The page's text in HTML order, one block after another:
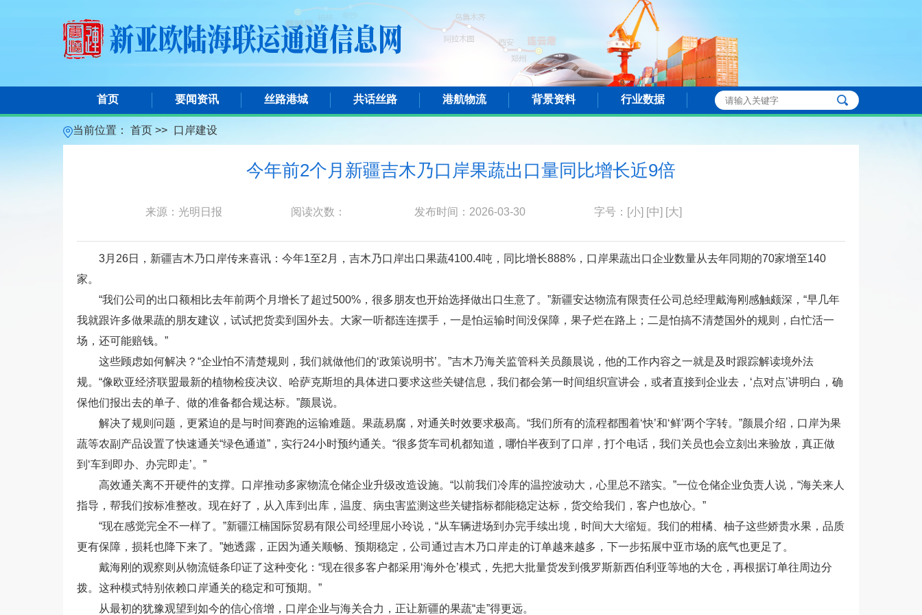
首页 要闻资讯 丝路港城 共话丝路 港航物流 背景资料 行业数据
当前位置： 首页 >> 口岸建设
今年前2个月新疆吉木乃口岸果蔬出口量同比增长近9倍
来源：光明日报 阅读次数： 发布时间：2026-03-30 字号： [小] [中] [大]
3月26日，新疆吉木乃口岸传来喜讯：今年1至2月，吉木乃口岸出口果蔬4100.4吨，同比增长888%，口岸果蔬出口企业数量从去年同期的70家增至140
家。
“我们公司的出口额相比去年前两个月增长了超过500%，很多朋友也开始选择做出口生意了。”新疆安达物流有限责任公司总经理戴海刚感触颇深，“早几年
我就跟许多做果蔬的朋友建议，试试把货卖到国外去。大家一听都连连摆手，一是怕运输时间没保障，果子烂在路上；二是怕搞不清楚国外的规则，白忙活一
场，还可能赔钱。”
这些顾虑如何解决？“企业怕不清楚规则，我们就做他们的‘政策说明书’。”吉木乃海关监管科关员颜晨说，他的工作内容之一就是及时跟踪解读境外法
规。“像欧亚经济联盟最新的植物检疫决议、哈萨克斯坦的具体进口要求这些关键信息，我们都会第一时间组织宣讲会，或者直接到企业去，‘点对点’讲明白，确
保他们报出去的单子、做的准备都合规达标。”颜晨说。
解决了规则问题，更紧迫的是与时间赛跑的运输难题。果蔬易腐，对通关时效要求极高。“我们所有的流程都围着‘快’和‘鲜’两个字转。”颜晨介绍，口岸为果
蔬等农副产品设置了快速通关“绿色通道”，实行24小时预约通关。“很多货车司机都知道，哪怕半夜到了口岸，打个电话，我们关员也会立刻出来验放，真正做
到‘车到即办、办完即走’。”
高效通关离不开硬件的支撑。口岸推动多家物流仓储企业升级改造设施。“以前我们冷库的温控波动大，心里总不踏实。”一位仓储企业负责人说，“海关来人
指导，帮我们按标准整改。现在好了，从入库到出库，温度、病虫害监测这些关键指标都能稳定达标，货交给我们，客户也放心。”
“现在感觉完全不一样了。”新疆江楠国际贸易有限公司经理屈小玲说，“从车辆进场到办完手续出境，时间大大缩短。我们的柑橘、柚子这些娇贵水果，品质
更有保障，损耗也降下来了。”她透露，正因为通关顺畅、预期稳定，公司通过吉木乃口岸走的订单越来越多，下一步拓展中亚市场的底气也更足了。
戴海刚的观察则从物流链条印证了这种变化：“现在很多客户都采用‘海外仓’模式，先把大批量货发到俄罗斯新西伯利亚等地的大仓，再根据订单往周边分
拨。这种模式特别依赖口岸通关的稳定和可预期。”
从最初的犹豫观望到如今的信心倍增，口岸企业与海关合力，正让新疆的果蔬“走”得更远。